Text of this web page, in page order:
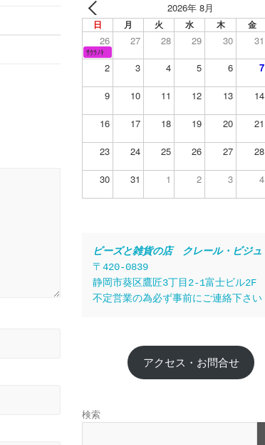
2026年 8月
日 月 火 水 木 金
26 27 28 29 30 31
ｻｸﾗﾉｷ
2 3 4 5 6 7
9 10 11 12 13 14
16 17 18 19 20 21
23 24 25 26 27 28
30 31 1 2 3 4
ビーズと雑貨の店　クレール・ビジュ
〒420-0839
静岡市葵区鷹匠3丁目2-1富士ビル2F
不定営業の為必ず事前にご連絡下さい
アクセス・お問合せ
検索